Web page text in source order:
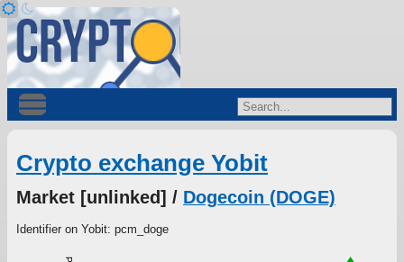
Crypto exchange Yobit
Market [unlinked] / Dogecoin (DOGE)
Identifier on Yobit: pcm_doge